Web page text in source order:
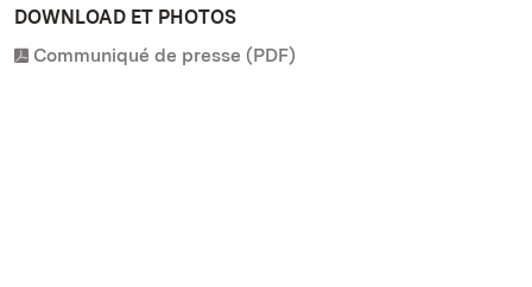
DOWNLOAD ET PHOTOS
Communiqué de presse (PDF)